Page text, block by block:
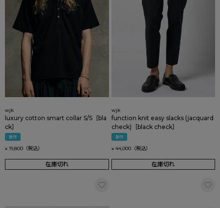
wjk
luxury cotton smart collar S/S［bla
ck］
新作
¥ 19,800
在庫切れ
wjk
function knit easy slacks (jacquard
check)［black check］
新作
¥ 44,000
在庫切れ